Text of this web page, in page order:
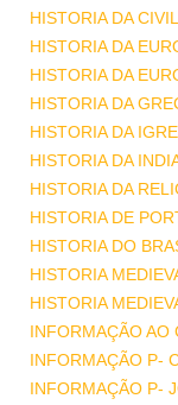
HISTORIA DA
HISTORIA DA
HISTORIA DA
HISTORIA DA
HISTORIA DA
HISTORIA DA
HISTORIA DA
HISTORIA DE
HISTORIA DO
HISTORIA
HISTORIA
INFORMAÇÃO AO
INFORMAÇÃO P-
INFORMAÇÃO P-